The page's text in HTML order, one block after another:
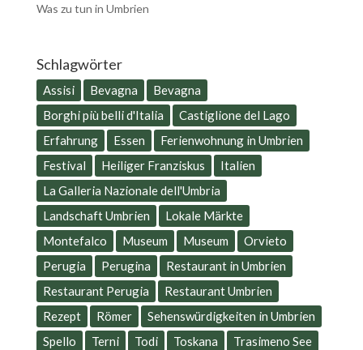
Was zu tun in Umbrien
Schlagwörter
Assisi Bevagna
Bevagna
Borghi più belli d'Italia
Castiglione del Lago
Erfahrung
Essen
Ferienwohnung in Umbrien
Festival
Heiliger Franziskus
Italien
La Galleria Nazionale dell'Umbria
Landschaft Umbrien
Lokale Märkte
Montefalco
Museum Museum
Orvieto
Perugia
Perugina
Restaurant in Umbrien
Restaurant Perugia
Restaurant Umbrien
Rezept
Römer
Sehenswürdigkeiten in Umbrien
Spello
Terni Todi Toskana Trasimeno See